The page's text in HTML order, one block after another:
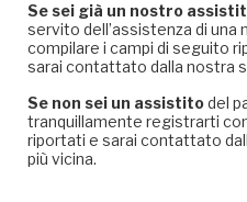
Se sei già un nostro
servito dell’assistenza di una
compilare i campi di seguito
sarai contattato dalla nostra
Se non sei un assistitodel
tranquillamente registrarti
riportati e sarai contattato
più vicina.